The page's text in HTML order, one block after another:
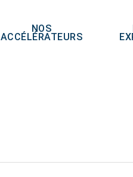
NOS
ACCÉLÉRATEURS